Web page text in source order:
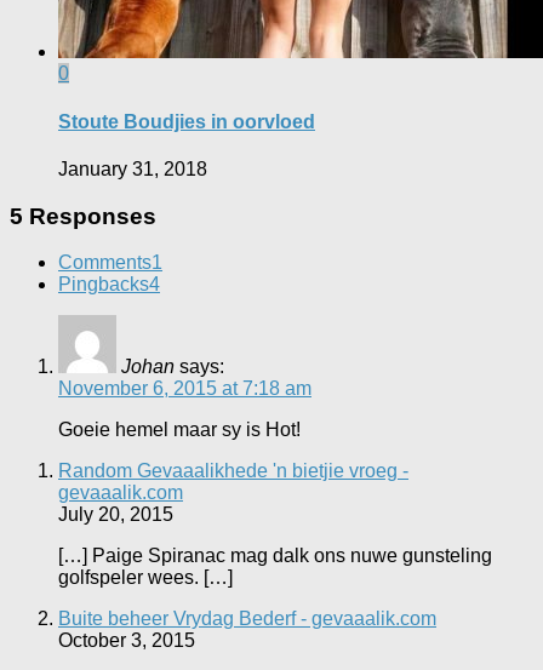
0
Stoute Boudjies in oorvloed
January 31, 2018
5 Responses
Comments1
Pingbacks4
Johan says:
November 6, 2015 at 7:18 am
Goeie hemel maar sy is Hot!
Random Gevaaalikhede 'n bietjie vroeg -
gevaaalik.com
July 20, 2015
[…] Paige Spiranac mag dalk ons nuwe gunsteling
golfspeler wees. […]
Buite beheer Vrydag Bederf - gevaaalik.com
October 3, 2015